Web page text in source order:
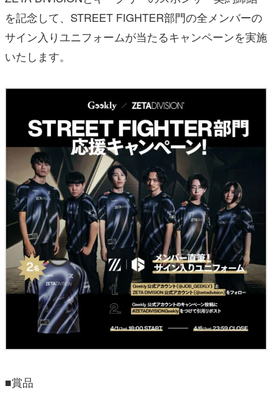
を記念して、STREET FIGHTER部門の全メンバーの
サイン入りユニフォームが当たるキャンペーンを実施
いたします。
■賞品